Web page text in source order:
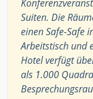
Suiten. Die
einen Safe-Safe
Arbeitstisch und
Hotel verfügt
als 1.000